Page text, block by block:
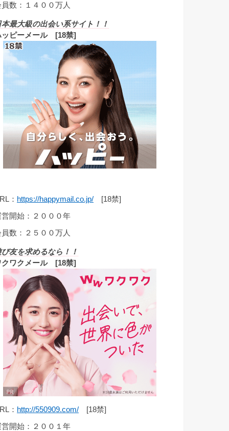
員数：１４００万人
本最大級の出会い系サイト！！
ッピーメール [18禁]
： https://happymail.co.jp/ [18禁]
営開始：２０００年
員数：２５００万人
び友を求めるなら！！
クワクメール [18禁]
： http://550909.com/ [18禁]
営開始：２００１年